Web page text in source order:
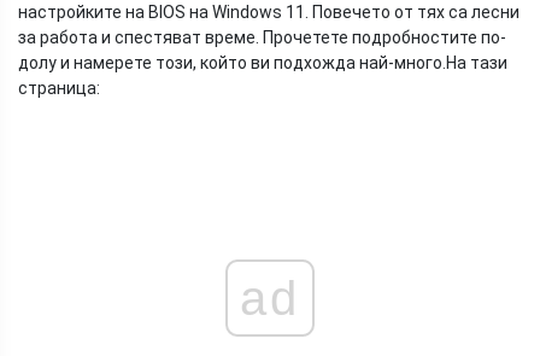
настройките на BIOS на Windows 11. Повечето от тях са лесни
за работа и спестяват време. Прочетете подробностите по-
долу и намерете този, който ви подхожда най-много. На тази
страница:
ad